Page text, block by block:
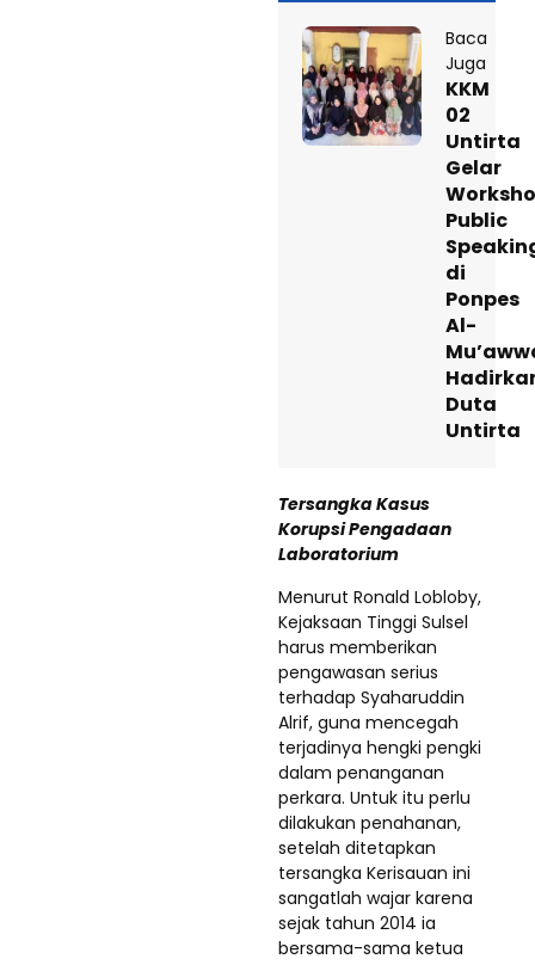
Baca
Juga
KKM
02
Untirta
Gelar
Public
di
Ponpes
Al-
Duta
Untirta
Tersangka Kasus
Korupsi Pengadaan
Laboratorium
Menurut Ronald Lobloby,
Kejaksaan Tinggi Sulsel
harus memberikan
pengawasan serius
terhadap Syaharuddin
Alrif, guna mencegah
terjadinya hengki pengki
dalam penanganan
perkara. Untuk itu perlu
dilakukan penahanan,
setelah ditetapkan
tersangka Kerisauan ini
sangatlah wajar karena
sejak tahun 2014 ia
bersama-sama ketua